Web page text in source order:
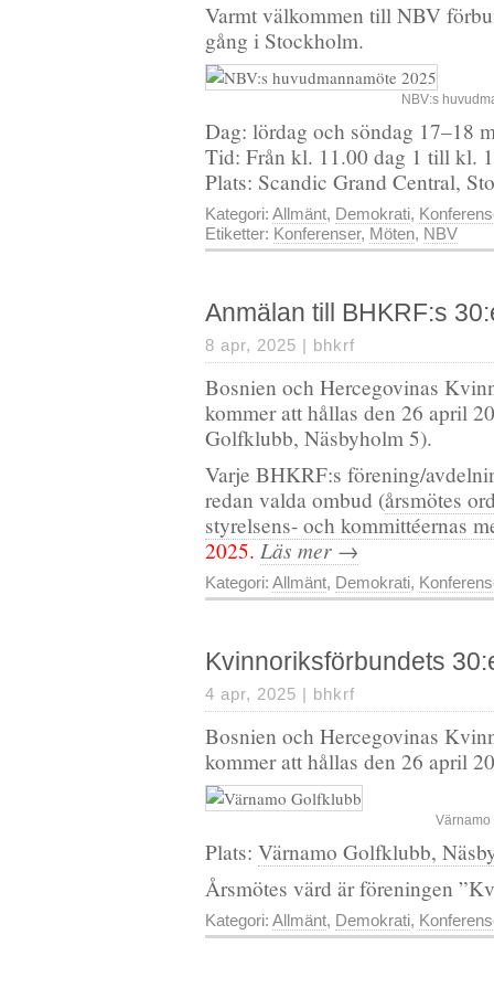
Varmt välkommen till NBV
gång i Stockholm.
NBV:s
Dag: lördag och söndag 17–18
Tid: Från kl. 11.00 dag 1 till kl.
Plats: Scandic Grand Central,
Kategori: Allmänt, Demokrati,
Etiketter: Konferenser, Möten, NBV
Anmälan till BHKRF:s
8 apr, 2025 | bhkrf
Bosnien och Hercegovinas
kommer att hållas den 26 april
Golfklubb, Näsbyholm 5).
Varje BHKRF:s förening/
redan valda ombud (årsmötes
styrelsens- och kommittéernas
2025. Läs mer →
Kategori: Allmänt, Demokrati,
Kvinnoriksförbundets
4 apr, 2025 | bhkrf
Bosnien och Hercegovinas
kommer att hållas den 26 april
Plats: Värnamo Golfklubb,
Årsmötes värd är föreningen
Kategori: Allmänt, Demokrati,